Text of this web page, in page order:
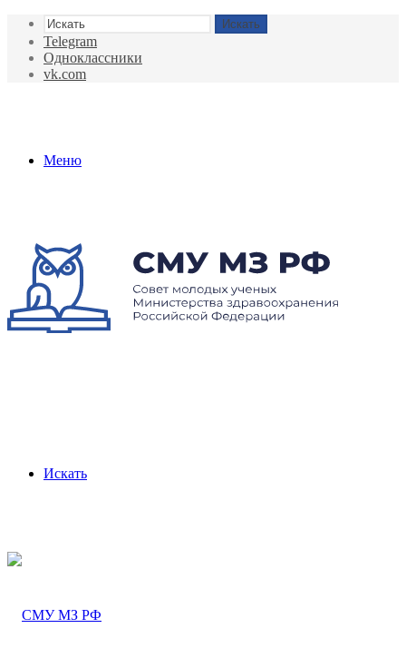
Искать
Telegram
Одноклассники
vk.com
Меню
Искать